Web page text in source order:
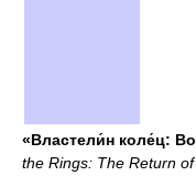
«Властели́н коле́ц:
the Rings: The Return